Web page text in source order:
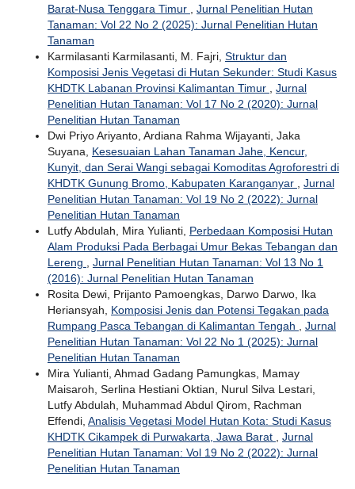
Barat-Nusa Tenggara Timur
Jurnal Penelitian Hutan
Tanaman: Vol 22 No 2 (2025): Jurnal Penelitian Hutan
Tanaman
Karmilasanti Karmilasanti, M. Fajri, Struktur dan
Komposisi Jenis Vegetasi di Hutan Sekunder: Studi Kasus
KHDTK Labanan Provinsi Kalimantan Timur
Jurnal
Penelitian Hutan Tanaman: Vol 17 No 2 (2020): Jurnal
Penelitian Hutan Tanaman
Dwi Priyo Ariyanto, Ardiana Rahma Wijayanti, Jaka
Suyana, Kesesuaian Lahan Tanaman Jahe, Kencur,
Kunyit, dan Serai Wangi sebagai Komoditas Agroforestri di
KHDTK Gunung Bromo, Kabupaten Karanganyar
Jurnal
Penelitian Hutan Tanaman: Vol 19 No 2 (2022): Jurnal
Penelitian Hutan Tanaman
Lutfy Abdulah, Mira Yulianti, Perbedaan Komposisi Hutan
Alam Produksi Pada Berbagai Umur Bekas Tebangan dan
Lereng
Jurnal Penelitian Hutan Tanaman: Vol 13 No 1
(2016): Jurnal Penelitian Hutan Tanaman
Rosita Dewi, Prijanto Pamoengkas, Darwo Darwo, Ika
Heriansyah, Komposisi Jenis dan Potensi Tegakan pada
Rumpang Pasca Tebangan di Kalimantan Tengah
Jurnal
Penelitian Hutan Tanaman: Vol 22 No 1 (2025): Jurnal
Penelitian Hutan Tanaman
Mira Yulianti, Ahmad Gadang Pamungkas, Mamay
Maisaroh, Serlina Hestiani Oktian, Nurul Silva Lestari,
Lutfy Abdulah, Muhammad Abdul Qirom, Rachman
Effendi, Analisis Vegetasi Model Hutan Kota: Studi Kasus
KHDTK Cikampek di Purwakarta, Jawa Barat
Jurnal
Penelitian Hutan Tanaman: Vol 19 No 2 (2022): Jurnal
Penelitian Hutan Tanaman